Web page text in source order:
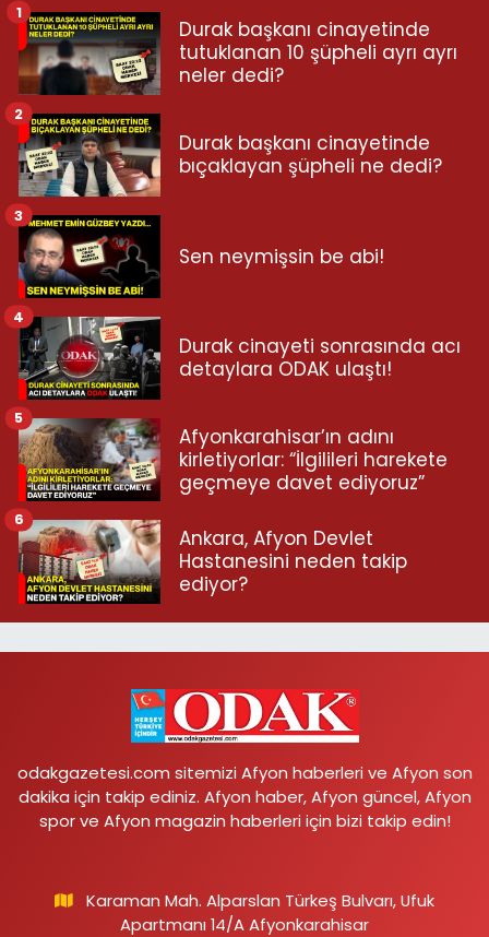
Durak başkanı cinayetinde
tutuklanan 10 şüpheli ayrı ayrı
neler dedi?
1
Durak başkanı cinayetinde
bıçaklayan şüpheli ne dedi?
2
Sen neymişsin be abi!
3
Durak cinayeti sonrasında acı
detaylara ODAK ulaştı!
4
Afyonkarahisar’ın adını
kirletiyorlar: “İlgilileri harekete
geçmeye davet ediyoruz”
5
Ankara, Afyon Devlet
Hastanesini neden takip
ediyor?
6
odakgazetesi.com sitemizi Afyon haberleri ve Afyon son
dakika için takip ediniz. Afyon haber, Afyon güncel, Afyon
spor ve Afyon magazin haberleri için bizi takip edin!
Karaman Mah. Alparslan Türkeş Bulvarı, Ufuk
Apartmanı 14/A Afyonkarahisar